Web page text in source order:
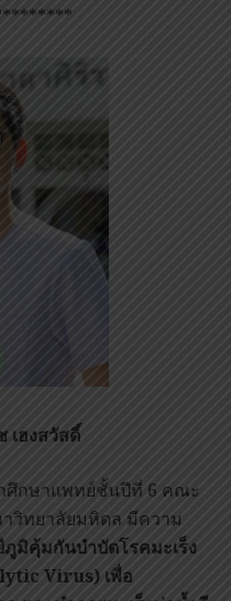
เฮงสวัสดิ์
ศึกษาแพทย์ชั้นปีที่ 6 คณะ
วิทยาลัยมหิดล มีความ
มิคุ้มกันบำบัดโรคมะเร็ง
Virus) เพื่อ